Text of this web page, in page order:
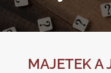
MAJETEK A